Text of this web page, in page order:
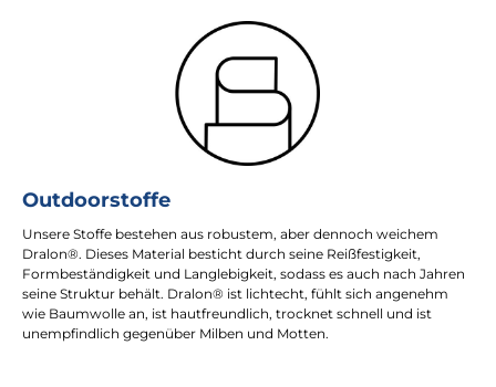
Outdoorstoffe
Unsere Stoffe bestehen aus robustem, aber dennoch weichem
Dralon®. Dieses Material besticht durch seine Reißfestigkeit,
Formbeständigkeit und Langlebigkeit, sodass es auch nach Jahren
seine Struktur behält. Dralon® ist lichtecht, fühlt sich angenehm
wie Baumwolle an, ist hautfreundlich, trocknet schnell und ist
unempfindlich gegenüber Milben und Motten.